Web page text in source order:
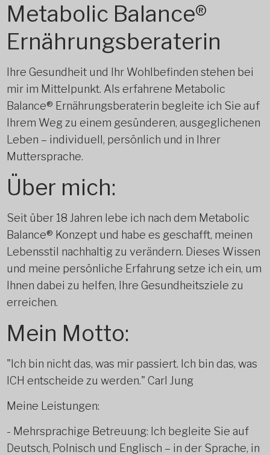
Metabolic Balance®
Ernährungsberaterin
Ihre Gesundheit und Ihr Wohlbefinden stehen bei
mir im Mittelpunkt. Als erfahrene Metabolic
Balance® Ernährungsberaterin begleite ich Sie auf
Ihrem Weg zu einem gesünderen, ausgeglichenen
Leben – individuell, persönlich und in Ihrer
Muttersprache.
Über mich:
Seit über 18 Jahren lebe ich nach dem Metabolic
Balance® Konzept und habe es geschafft, meinen
Lebensstil nachhaltig zu verändern. Dieses Wissen
und meine persönliche Erfahrung setze ich ein, um
Ihnen dabei zu helfen, Ihre Gesundheitsziele zu
erreichen.
Mein Motto:
"Ich bin nicht das, was mir passiert. Ich bin das, was
ICH entscheide zu werden." Carl Jung
Meine Leistungen:
- Mehrsprachige Betreuung: Ich begleite Sie auf
Deutsch, Polnisch und Englisch – in der Sprache, in